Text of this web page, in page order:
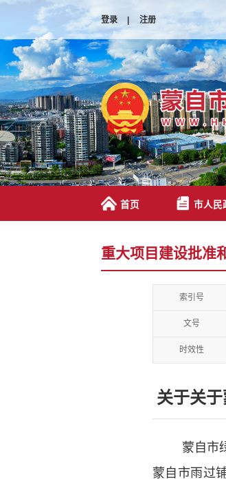
登录 | 注册
首页 市人民
重大项目建设批准
索引号
文号
时效性
关于关
蒙自市
蒙自市雨过